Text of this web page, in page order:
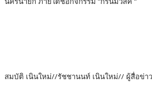
สมบัติ เนินใหม่//รัชชานนท์ เนินใหม่// ผู้สื่อข่า